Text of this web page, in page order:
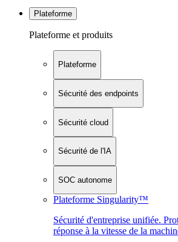
Plateforme
Plateforme et produits
Plateforme
Sécurité des endpoints
Sécurité cloud
Sécurité de l'IA
SOC autonome
Plateforme Singularity™
Sécurité d'entreprise unifiée.
réponse à la vitesse de la